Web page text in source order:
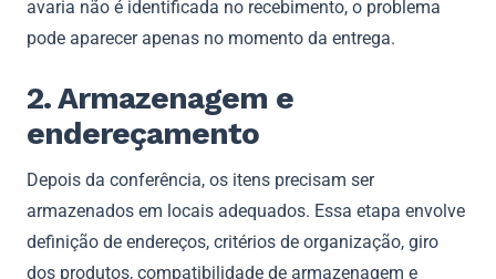
avaria não é identificada no recebimento, o problema
pode aparecer apenas no momento da entrega.
2. Armazenagem e
endereçamento
Depois da conferência, os itens precisam ser
armazenados em locais adequados. Essa etapa envolve
definição de endereços, critérios de organização, giro
dos produtos, compatibilidade de armazenagem e